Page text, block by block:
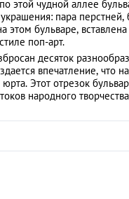
этой чудной аллее
пара
этом бульваре,
поп-арт.
десяток
впечатление, что
Этот отрезок
народного